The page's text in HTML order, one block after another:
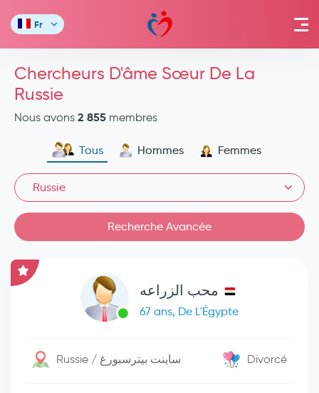
Fr
Chercheurs D'âme Sœur De La
Russie
Nous avons 2 855 membres
Tous Hommes Femmes
Russie
Recherche Avancée
محب الزراعه
67 ans, De L'Égypte
Russie / ساينت بيترسبورغ Divorcé